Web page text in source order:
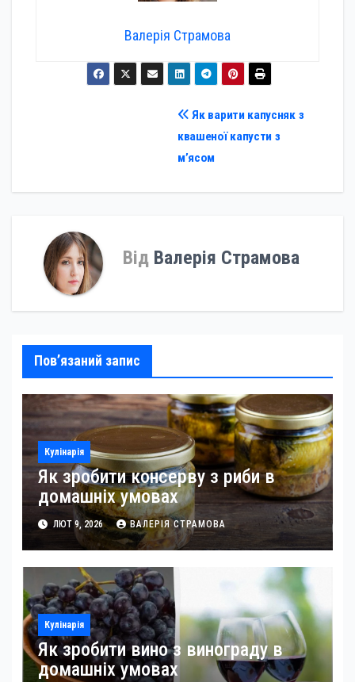
Валерія Страмова
Як варити капусняк з
квашеної капусти з
м’ясом
Від Валерія Страмова
Пов’язаний запис
Кулінарія
Як зробити консерву з риби в
домашніх умовах
ЛЮТ 9, 2026 ВАЛЕРІЯ СТРАМОВА
Кулінарія
Як зробити вино з винограду в
домашніх умовах